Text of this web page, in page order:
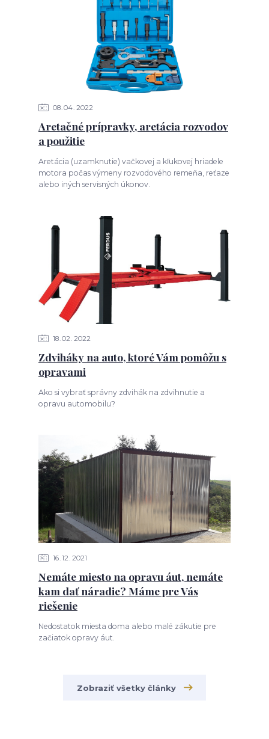
08 04 2022
Aretačné prípravky, aretácia rozvodov
a použitie
Aretácia (uzamknutie) vačkovej a kľukovej hriadele
motora počas výmeny rozvodového remeňa, reťaze
alebo iných servisných úkonov.
18 02 2022
Zdviháky na auto, ktoré Vám pomôžu s
opravami
Ako si vybrať správny zdvihák na zdvihnutie a
opravu automobilu?
16 12 2021
Nemáte miesto na opravu áut, nemáte
kam dať náradie? Máme pre Vás
riešenie
Nedostatok miesta doma alebo malé zákutie pre
začiatok opravy áut.
Zobraziť všetky články